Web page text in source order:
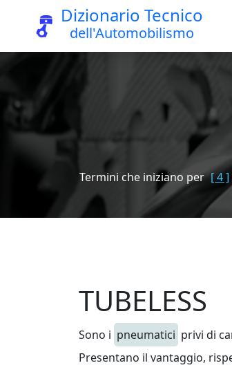
Dizionario Tecnico
dell'Automobilismo
Termini che iniziano per [ 4 ]
TUBELESS
Sono i pneumatici privi di
Presentano il vantaggio,